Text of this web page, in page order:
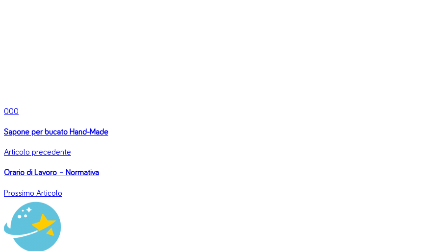
000
Sapone per bucato Hand-Made
Articolo precedente
Orario di Lavoro – Normativa
Prossimo Articolo